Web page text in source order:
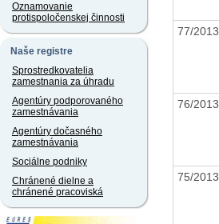
Oznamovanie
protispoločenskej činnosti
Naše registre
Sprostredkovatelia
zamestnania za úhradu
Agentúry podporovaného
zamestnávania
Agentúry dočasného
zamestnávania
Sociálne podniky
Chránené dielne a
chránené pracoviská
77/2013
76/2013
75/2013